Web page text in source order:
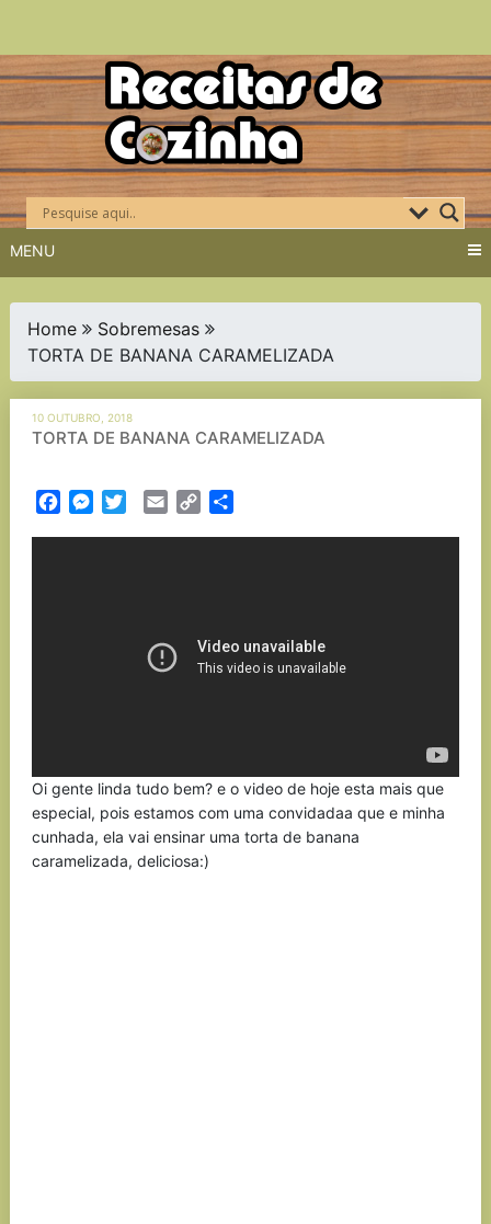
Skip
to
content
MENU
Home
Sobremesas
TORTA DE BANANA CARAMELIZADA
10 OUTUBRO, 2018
TORTA DE BANANA CARAMELIZADA
FacebookMessenger
TwitterEmail Copy
Oi gente linda tudo bem? e o video de hoje esta mais que
especial, pois estamos com uma convidadaa que e minha
cunhada, ela vai ensinar uma torta de banana
caramelizada, deliciosa:)